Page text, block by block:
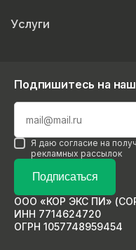
Услуги
ООО «КОР ЭКС ПИ»
ИНН 7714624720
ОГРН 1057748959454
Подпишитесь на
Подписаться
Я даю согласие на
рекламных рассылок